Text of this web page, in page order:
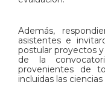
Además,
asistentes e
postular proyectos
de la
provenientes de
incluidas las